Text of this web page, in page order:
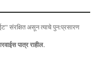
संरक्षित असून त्याचे पुन:प्रसारण
पात्र राहील.